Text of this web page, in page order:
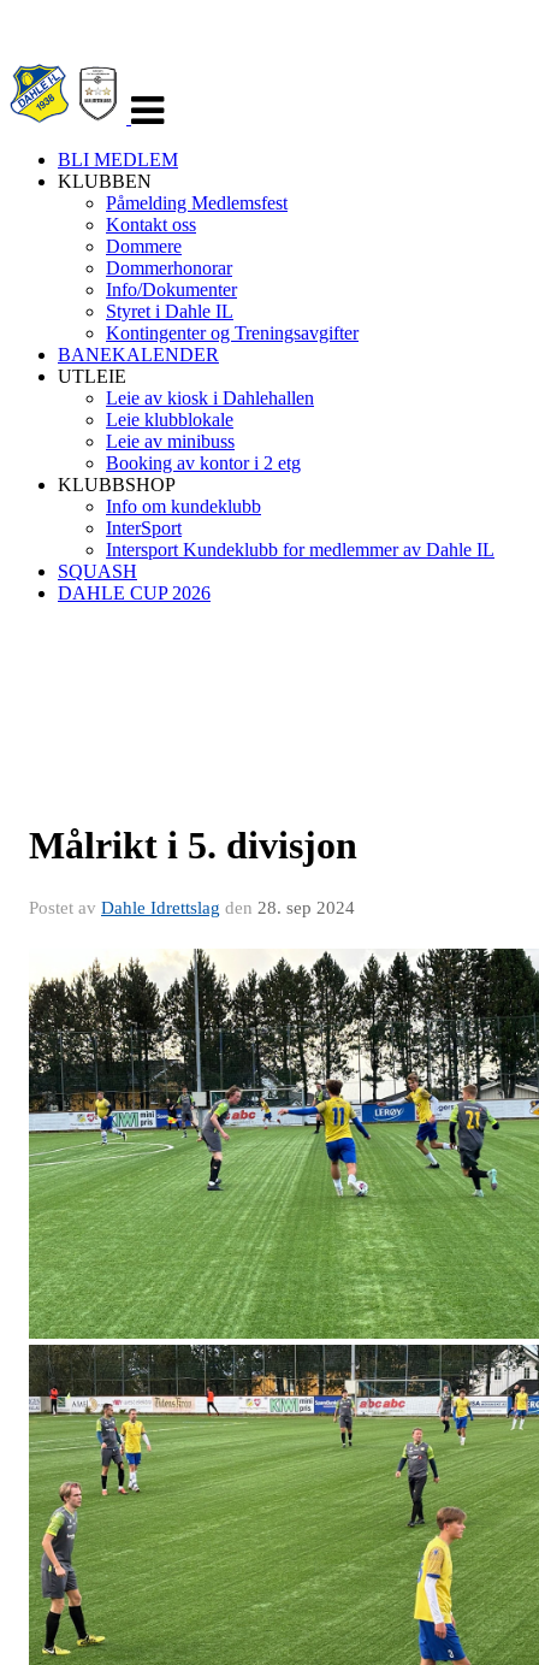
navigasjon
BLI MEDLEM
KLUBBEN
Påmelding Medlemsfest
Kontakt oss
Dommere
Dommerhonorar
Info/Dokumenter
Styret i Dahle IL
Kontingenter og Treningsavgifter
BANEKALENDER
UTLEIE
Leie av kiosk i Dahlehallen
Leie klubblokale
Leie av minibuss
Booking av kontor i 2 etg
KLUBBSHOP
Info om kundeklubb
InterSport
Intersport Kundeklubb for medlemmer av Dahle IL
SQUASH
DAHLE CUP 2026
Målrikt i 5. divisjon
Postet av Dahle Idrettslag den 28. sep 2024